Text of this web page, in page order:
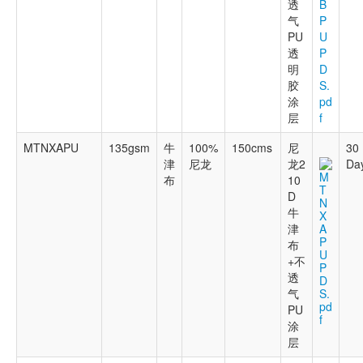
透
气
PU
透
明
胶
涂
层
B
P
U
P
D
S.
pd
f
MTNXAPU 135gsm
牛
津
布
100%
尼龙
150cms
尼
龙2
10
D
牛
津
布
+不
透
气
PU
涂
层
M
T
N
X
A
P
U
P
D
S.
pd
f
30